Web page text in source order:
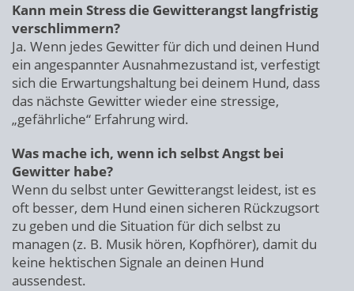
Kann mein Stress die Gewitterangst langfristig
verschlimmern?
Ja. Wenn jedes Gewitter für dich und deinen Hund
ein angespannter Ausnahmezustand ist, verfestigt
sich die Erwartungshaltung bei deinem Hund, dass
das nächste Gewitter wieder eine stressige,
„gefährliche“ Erfahrung wird.
Was mache ich, wenn ich selbst Angst bei
Gewitter habe?
Wenn du selbst unter Gewitterangst leidest, ist es
oft besser, dem Hund einen sicheren Rückzugsort
zu geben und die Situation für dich selbst zu
managen (z. B. Musik hören, Kopfhörer), damit du
keine hektischen Signale an deinen Hund
aussendest.